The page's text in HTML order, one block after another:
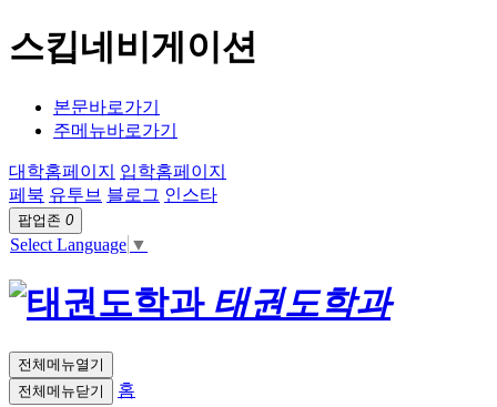
스킵네비게이션
본문바로가기
주메뉴바로가기
대학홈페이지
입학홈페이지
페북 유투브 블로그 인스타
팝업존 0
Select Language ▼
태권도학과
전체메뉴열기
전체메뉴닫기
홈